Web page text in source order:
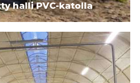
halli PVC-katolla